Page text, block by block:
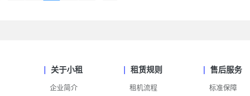
关于小租
企业简介
租赁规则
租机流程
售后服务
标准保障